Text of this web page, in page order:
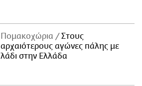
Πομακοχώρια
Στους
αρχαιότερους αγώνες πάλης με
λάδι στην Ελλάδα